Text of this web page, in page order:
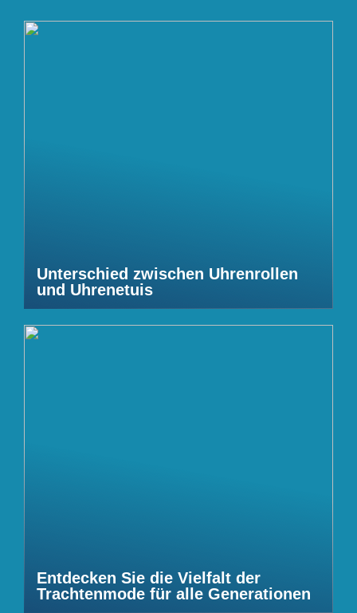
Unterschied zwischen Uhrenrollen
und Uhrenetuis
Entdecken Sie die Vielfalt der
Trachtenmode für alle Generationen